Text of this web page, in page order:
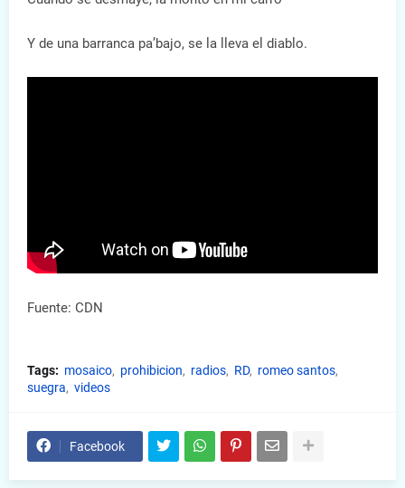
Y de una barranca pa’bajo, se la lleva el diablo.
Fuente: CDN
Tags: mosaico prohibicion radios RD
romeo santos
suegra
videos
Facebook